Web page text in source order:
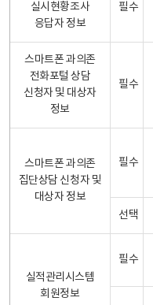
실시현황조사
응답자 정보
필수
스마트폰 과의존
전화포털 상담
신청자 및 대상자
정보
필수
스마트폰 과의존
집단상담 신청자 및
대상자 정보
필수
선택
실적관리시스템
회원정보
필수